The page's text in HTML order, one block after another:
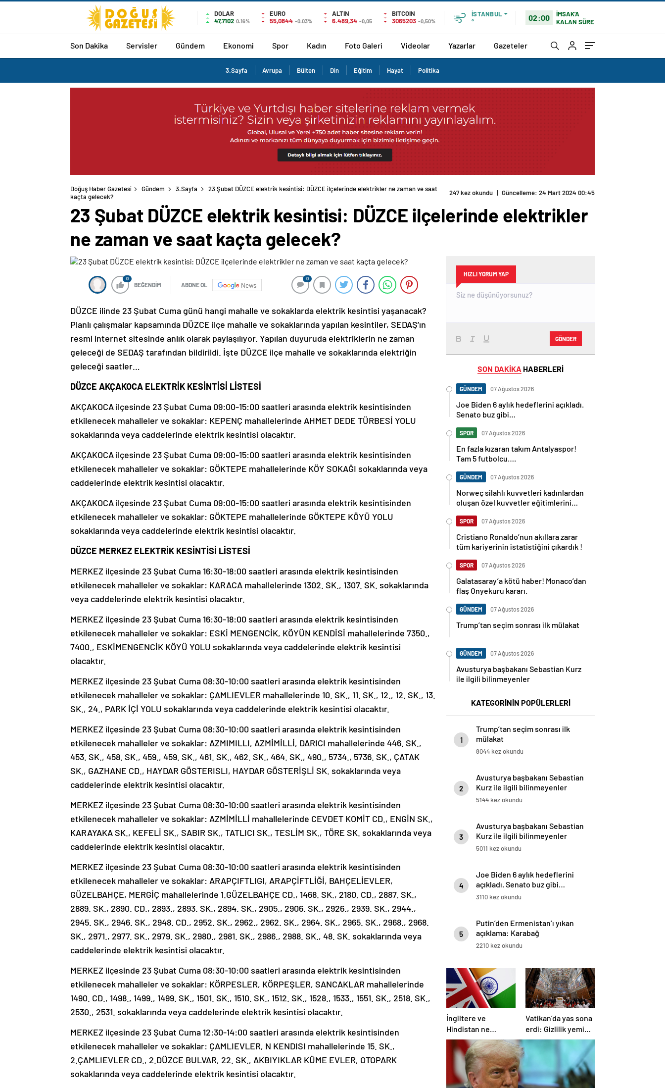
DOLAR
47,7102 0.16%
EURO
55,0844 -0.03%
ALTIN
6.489,34 -0,05
BITCOIN
3065203 -0,50%
İSTANBUL
°
02:00
İMSAK'A
KALAN SÜRE
Son Dakika Servisler Gündem Ekonomi Spor Kadın Foto Galeri Videolar Yazarlar Gazeteler
3.Sayfa Avrupa Bülten Din Eğitim Hayat Politika
Doğuş Haber Gazetesi Gündem 3.Sayfa
23 Şubat DÜZCE elektrik kesintisi: DÜZCE ilçelerinde elektrikler ne zaman ve saat
kaçta gelecek?
247 kez okundu | Güncelleme: 24 Mart 2024 00:45
23 Şubat DÜZCE elektrik kesintisi: DÜZCE ilçelerinde elektrikler
ne zaman ve saat kaçta gelecek?
0
BEĞENDİM ABONE OL News
0
DÜZCE ilinde 23 Şubat Cuma günü hangi mahalle ve sokaklarda elektrik kesintisi yaşanacak?
Planlı çalışmalar kapsamında DÜZCE ilçe mahalle ve sokaklarında yapılan kesintiler, SEDAŞ’ın
resmi internet sitesinde anlık olarak paylaşılıyor. Yapılan duyuruda elektriklerin ne zaman
geleceği de SEDAŞ tarafından bildirildi. İşte DÜZCE ilçe mahalle ve sokaklarında elektriğin
geleceği saatler…
DÜZCE AKÇAKOCA ELEKTRİK KESİNTİSİ LİSTESİ
AKÇAKOCA ilçesinde 23 Şubat Cuma 09:00-15:00 saatleri arasında elektrik kesintisinden
etkilenecek mahalleler ve sokaklar: KEPENÇ mahallelerinde AHMET DEDE TÜRBESİ YOLU
sokaklarında veya caddelerinde elektrik kesintisi olacaktır.
AKÇAKOCA ilçesinde 23 Şubat Cuma 09:00-15:00 saatleri arasında elektrik kesintisinden
etkilenecek mahalleler ve sokaklar: GÖKTEPE mahallelerinde KÖY SOKAĞI sokaklarında veya
caddelerinde elektrik kesintisi olacaktır.
AKÇAKOCA ilçesinde 23 Şubat Cuma 09:00-15:00 saatleri arasında elektrik kesintisinden
etkilenecek mahalleler ve sokaklar: GÖKTEPE mahallelerinde GÖKTEPE KÖYÜ YOLU
sokaklarında veya caddelerinde elektrik kesintisi olacaktır.
DÜZCE MERKEZ ELEKTRİK KESİNTİSİ LİSTESİ
MERKEZ ilçesinde 23 Şubat Cuma 16:30-18:00 saatleri arasında elektrik kesintisinden
etkilenecek mahalleler ve sokaklar: KARACA mahallelerinde 1302. SK., 1307. SK. sokaklarında
veya caddelerinde elektrik kesintisi olacaktır.
MERKEZ ilçesinde 23 Şubat Cuma 16:30-18:00 saatleri arasında elektrik kesintisinden
etkilenecek mahalleler ve sokaklar: ESKİ MENGENCİK, KÖYÜN KENDİSİ mahallelerinde 7350.,
7400., ESKİMENGENCİK KÖYÜ YOLU sokaklarında veya caddelerinde elektrik kesintisi
olacaktır.
MERKEZ ilçesinde 23 Şubat Cuma 08:30-10:00 saatleri arasında elektrik kesintisinden
etkilenecek mahalleler ve sokaklar: ÇAMLIEVLER mahallelerinde 10. SK., 11. SK., 12., 12. SK., 13.
SK., 24., PARK İÇİ YOLU sokaklarında veya caddelerinde elektrik kesintisi olacaktır.
MERKEZ ilçesinde 23 Şubat Cuma 08:30-10:00 saatleri arasında elektrik kesintisinden
etkilenecek mahalleler ve sokaklar: AZMIMILLI, AZMİMİLLİ, DARICI mahallelerinde 446. SK.,
453. SK., 458. SK., 459., 459. SK., 461. SK., 462. SK., 464. SK., 490., 5734., 5736. SK., ÇATAK
SK., GAZHANE CD., HAYDAR GÖSTERISLI, HAYDAR GÖSTERİŞLİ SK. sokaklarında veya
caddelerinde elektrik kesintisi olacaktır.
MERKEZ ilçesinde 23 Şubat Cuma 08:30-10:00 saatleri arasında elektrik kesintisinden
etkilenecek mahalleler ve sokaklar: AZMİMİLLİ mahallelerinde CEVDET KOMİT CD., ENGİN SK.,
KARAYAKA SK., KEFELİ SK., SABIR SK., TATLICI SK., TESLİM SK., TÖRE SK. sokaklarında veya
caddelerinde elektrik kesintisi olacaktır.
MERKEZ ilçesinde 23 Şubat Cuma 08:30-10:00 saatleri arasında elektrik kesintisinden
etkilenecek mahalleler ve sokaklar: ARAPÇIFTLIGI, ARAPÇİFTLİĞİ, BAHÇELİEVLER,
GÜZELBAHÇE, MERGİÇ mahallelerinde 1.GÜZELBAHÇE CD., 1468. SK., 2180. CD., 2887. SK.,
2889. SK., 2890. CD., 2893., 2893. SK., 2894. SK., 2905., 2906. SK., 2926., 2939. SK., 2944.,
2945. SK., 2946. SK., 2948. CD., 2952. SK., 2962., 2962. SK., 2964. SK., 2965. SK., 2968., 2968.
SK., 2971., 2977. SK., 2979. SK., 2980., 2981. SK., 2986., 2988. SK., 48. SK. sokaklarında veya
caddelerinde elektrik kesintisi olacaktır.
MERKEZ ilçesinde 23 Şubat Cuma 08:30-10:00 saatleri arasında elektrik kesintisinden
etkilenecek mahalleler ve sokaklar: KÖRPESLER, KÖRPEŞLER, SANCAKLAR mahallelerinde
1490. CD., 1498., 1499., 1499. SK., 1501. SK., 1510. SK., 1512. SK., 1528., 1533., 1551. SK., 2518. SK.,
2530., 2531. sokaklarında veya caddelerinde elektrik kesintisi olacaktır.
MERKEZ ilçesinde 23 Şubat Cuma 12:30-14:00 saatleri arasında elektrik kesintisinden
etkilenecek mahalleler ve sokaklar: ÇAMLIEVLER, N KENDISI mahallelerinde 15. SK.,
2.ÇAMLIEVLER CD., 2.DÜZCE BULVAR, 22. SK., AKBIYIKLAR KÜME EVLER, OTOPARK
sokaklarında veya caddelerinde elektrik kesintisi olacaktır.
HIZLI YORUM YAP
GÖNDER
SON DAKİKA HABERLERİ
GÜNDEM 07 Ağustos 2026
Joe Biden 6 aylık hedeflerini açıkladı.
Senato buz gibi…
SPOR 07 Ağustos 2026
En fazla kızaran takım Antalyaspor!
Tam 5 futbolcu….
GÜNDEM 07 Ağustos 2026
Norweç silahlı kuvvetleri kadınlardan
oluşan özel kuvvetler eğitimlerini
SPOR 07 Ağustos 2026
Cristiano Ronaldo’nun akıllara zarar
tüm kariyerinin istatistiğini çıkardık !
SPOR 07 Ağustos 2026
Galatasaray’a kötü haber! Monaco’dan
flaş Onyekuru kararı.
GÜNDEM 07 Ağustos 2026
Trump’tan seçim sonrası ilk mülakat
GÜNDEM 07 Ağustos 2026
Avusturya başbakanı Sebastian Kurz
ile ilgili bilinmeyenler
KATEGORİNİN POPÜLERLERİ
1
Trump’tan seçim sonrası ilk
mülakat
8044 kez okundu
2
Avusturya başbakanı Sebastian
Kurz ile ilgili bilinmeyenler
5144 kez okundu
3
Avusturya başbakanı Sebastian
Kurz ile ilgili bilinmeyenler
5011 kez okundu
4
Joe Biden 6 aylık hedeflerini
açıkladı. Senato buz gibi…
3110 kez okundu
5
Putin’den Ermenistan’ı yıkan
açıklama: Karabağ
Azerbaycan’ın ayrılmaz bir
2210 kez okundu
İngiltere ve
Hindistan ne
üzerine anlaştı?
Vatikan’da yas sona
erdi: Gizlilik yemini
edildi, seçim
başlıyor